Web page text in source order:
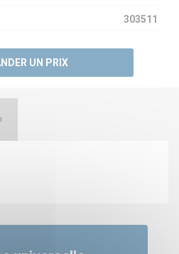
303511
UN PRIX